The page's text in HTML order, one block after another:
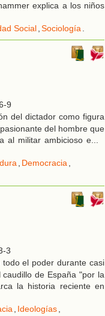
explica a los niños
Social,Sociología.
9
del dictador como figura
del hombre que
al militar ambicioso e...
, Democracia,
3
el poder durante casi
de España "por la
la historia reciente en
, Ideologías,